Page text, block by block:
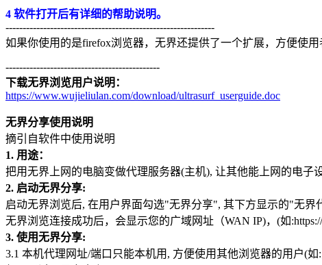
4 软件打开后有详细的帮助说明。
-------------------------------------------------------------
如果你使用的是firefox浏览器，无界还提供了一个扩展，方便使
---------------------------------------------
下载无界浏览用户说明：
https://www.wujieliulan.com/download/ultrasurf_userguide.doc
无界分享使用说明
摘引自软件中使用说明
1. 用途：
把用无界上网的电脑变做代理服务器(主机), 让其他能上网的电子
2. 启动无界分享:
启动无界浏览后, 在用户界面勾选"无界分享", 其下方显示的"无界
无界浏览连接成功后，会显示您的广域网址（WAN IP)，(如:https://
3. 使用无界分享:
3.1 本机代理网址/端口只能本机用, 方便使用其他浏览器的用户(